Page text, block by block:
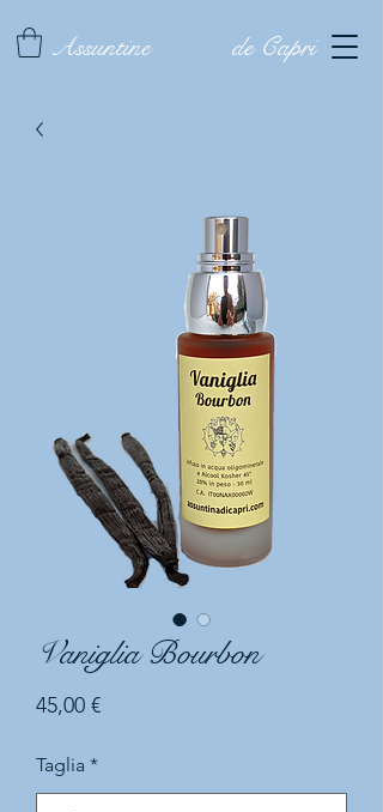
Assuntine de Capri
Vaniglia Bourbon
45,00 €Prix
Taglia *